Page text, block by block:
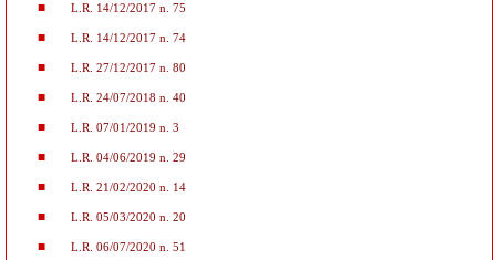
L.R. 14/12/2017 n. 75
L.R. 14/12/2017 n. 74
L.R. 27/12/2017 n. 80
L.R. 24/07/2018 n. 40
L.R. 07/01/2019 n. 3
L.R. 04/06/2019 n. 29
L.R. 21/02/2020 n. 14
L.R. 05/03/2020 n. 20
L.R. 06/07/2020 n. 51